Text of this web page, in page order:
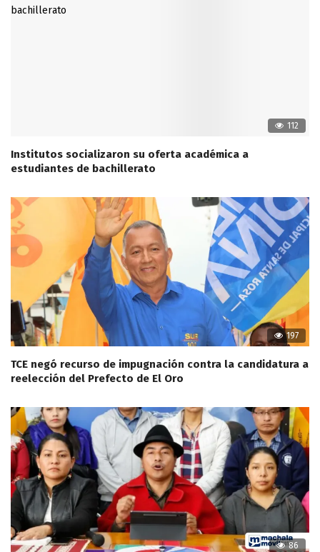
112
Institutos socializaron su oferta académica a
estudiantes de bachillerato
197
TCE negó recurso de impugnación contra la candidatura a
reelección del Prefecto de El Oro
86